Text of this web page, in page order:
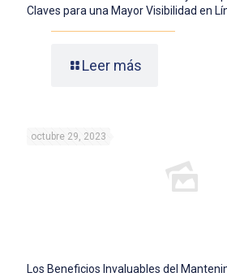
Claves para una Mayor Visibilidad en
Leer más
octubre 29, 2023
Los Beneficios Invaluables del